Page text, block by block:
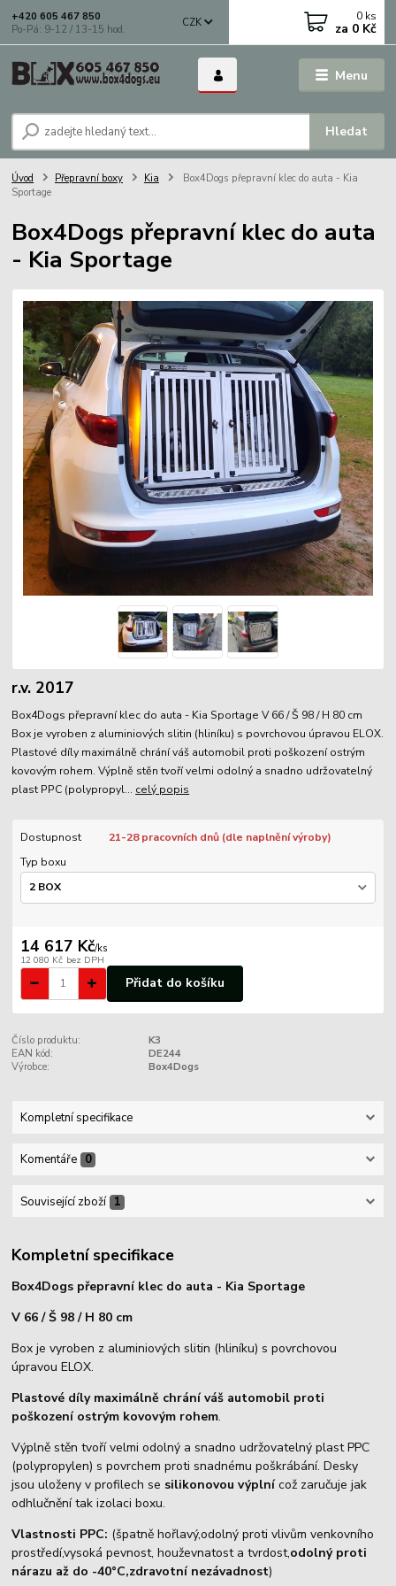
Menu
CZK
Hledat
+420 605 467 850
Po-Pá: 9-12 / 13-15 hod.
0 ks
za 0 Kč
Úvod Přepravní boxy Kia
Box4Dogs přepravní klec do auta - Kia
Sportage
Box4Dogs přepravní klec do auta
- Kia Sportage
r.v. 2017
Box4Dogs přepravní klec do auta - Kia Sportage V 66 / Š 98 / H 80 cm
Box je vyroben z aluminiových slitin (hliníku) s povrchovou úpravou ELOX.
Plastové díly maximálně chrání váš automobil proti poškození ostrým
kovovým rohem. Výplně stěn tvoří velmi odolný a snadno udržovatelný
plast PPC (polypropyl... celý popis
Dostupnost
21-28 pracovních dnů (dle naplnění výroby)
Typ boxu
14 617 Kč/ks
12 080 Kč bez DPH
Přidat do košíku
Číslo produktu:
K3
EAN kód:
DE244
Výrobce:
Box4Dogs
Kompletní specifikace
Komentáře 0
Související zboží 1
Kompletní specifikace
Box4Dogs přepravní klec do auta - Kia Sportage
V 66 / Š 98 / H 80 cm
Box je vyroben z aluminiových slitin (hliníku) s povrchovou
úpravou ELOX.
Plastové díly maximálně chrání váš automobil proti
poškození ostrým kovovým rohem.
Výplně stěn tvoří velmi odolný a snadno udržovatelný plast PPC
(polypropylen) s povrchem proti snadnému poškrábání. Desky
jsou uloženy v profilech se silikonovou výplnícož zaručuje jak
odhlučnění tak izolaci boxu.
Vlastnosti PPC: (špatně hořlavý,odolný proti vlivům venkovního
prostředí,vysoká pevnost, houževnatost a tvrdost,odolný proti
nárazu až do -40°C,zdravotní nezávadnost)